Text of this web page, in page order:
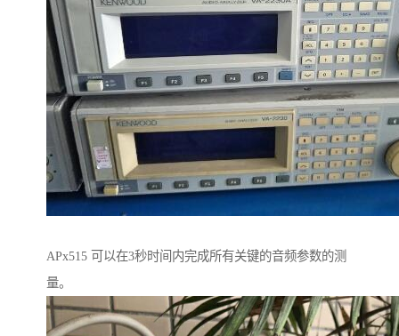
APx515 可以在3秒时间内完成所有关键的音频参数的测
量。